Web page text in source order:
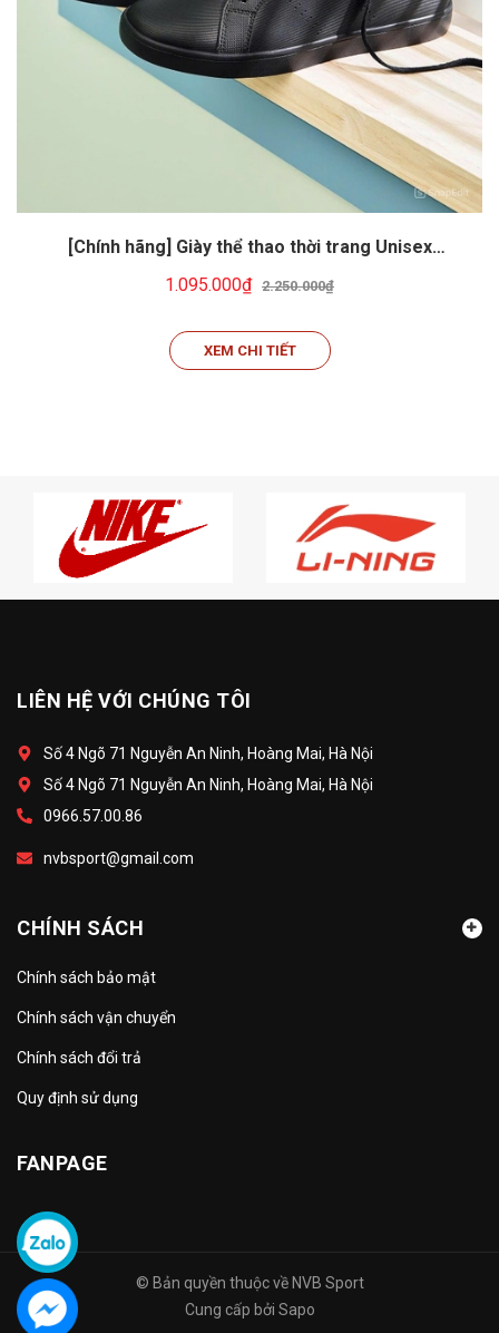
[Chính hãng] Giày thể thao thời trang Unisex
1.095.000₫ 2.250.000₫
XEM CHI TIẾT
LIÊN HỆ VỚI CHÚNG TÔI
Số 4 Ngõ 71 Nguyễn An Ninh, Hoàng Mai, Hà Nội
Số 4 Ngõ 71 Nguyễn An Ninh, Hoàng Mai, Hà Nội
0966.57.00.86
nvbsport@gmail.com
CHÍNH SÁCH
Chính sách bảo mật
Chính sách vận chuyển
Chính sách đổi trả
Quy định sử dụng
FANPAGE
© Bản quyền thuộc về NVB Sport
Cung cấp bởi Sapo